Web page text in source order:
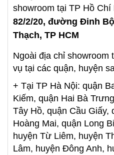
showroom tại TP Hồ
82/2/20, đường Đinh
Thạch, TP HCM
Ngoài địa chỉ showroom
vụ tại các quận, huyện
+ Tại TP Hà Nội: quận
Kiếm, quận Hai Bà
Tây Hồ, quận Cầu Giấy,
Hoàng Mai, quận Long
huyện Từ Liêm, huyện
Lâm, huyện Đông Anh,